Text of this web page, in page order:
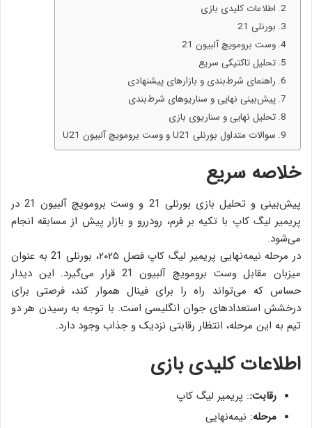
اطلاعات کلیدی بازی
بورنلی 21
وست برومویچ آلبیون 21
تحلیل تاکتیکی سریع
راهنمای شرط‌بندی و بازارهای پیشنهادی
پیش‌بینی نهایی و سناریوهای شرط‌بندی
تحلیل نهایی و سناریوی بازی
سوالات متداول بورنلی U21 و وست برومویچ آلبیون U21
خلاصه سریع
پیش‌بینی و تحلیل بازی بورنلی 21 و وست برومویچ آلبیون 21 در
پریمیر لیگ کاپ با تکیه بر فرم، رودررو و بازار پیش از مسابقه انجام
می‌شود.
در مرحله نیمه‌نهایی پریمیر لیگ کاپ فصل ۲۰۲۵، بورنلی 21 به عنوان
میزبان مقابل وست برومویچ آلبیون 21 قرار می‌گیرد. این دیدار
حساس که می‌تواند راه را برای فینال هموار کند، فرصتی برای
درخشش استعدادهای جوان انگلیسی است. با توجه به رسیدن هر دو
تیم به این مرحله، انتظار رقابتی نزدیک و جذاب وجود دارد.
اطلاعات کلیدی بازی
رقابت:: پریمیر لیگ کاپ
مرحله: نیمه‌نهایی